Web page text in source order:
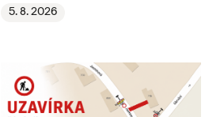
5. 8. 2026